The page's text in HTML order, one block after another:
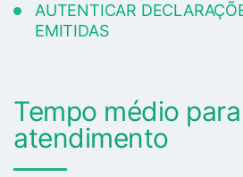
AUTENTICAR
EMITIDAS
Tempo médio para
atendimento